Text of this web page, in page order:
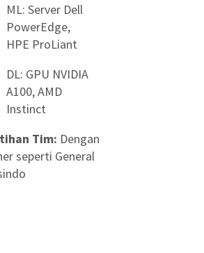
ML: Server Dell
PowerEdge,
HPE ProLiant
DL: GPU NVIDIA
A100, AMD
Instinct
Tim: Dengan
seperti General